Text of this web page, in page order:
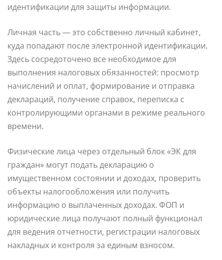
идентификации для защиты информации.
Личная часть — это собственно личный кабинет,
куда попадают после электронной идентификации.
Здесь сосредоточено все необходимое для
выполнения налоговых обязанностей: просмотр
начислений и оплат, формирование и отправка
деклараций, получение справок, переписка с
контролирующими органами в режиме реального
времени.
Физические лица через отдельный блок «ЭК для
граждан» могут подать декларацию о
имущественном состоянии и доходах, проверить
объекты налогообложения или получить
информацию о выплаченных доходах. ФОП и
юридические лица получают полный функционал
для ведения отчетности, регистрации налоговых
накладных и контроля за единым взносом.